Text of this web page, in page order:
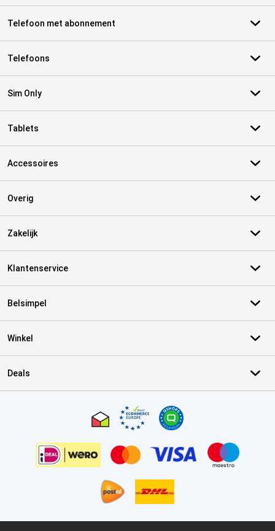
Telefoon met abonnement
Telefoons
Sim Only
Tablets
Accessoires
Overig
Zakelijk
Klantenservice
Belsimpel
Winkel
Deals